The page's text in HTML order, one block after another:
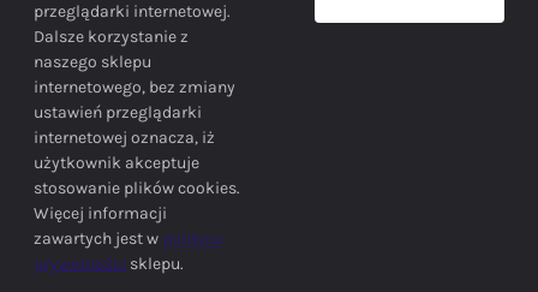
INFORMACJE
SIEDZIBA FIRMY
przeglądarki internetowej.
Dalsze korzystanie z
naszego sklepu
internetowego, bez zmiany
ustawień przeglądarki
internetowej oznacza, iż
użytkownik akceptuje
stosowanie plików cookies.
Więcej informacji
zawartych jest w polityce
prywatności sklepu.